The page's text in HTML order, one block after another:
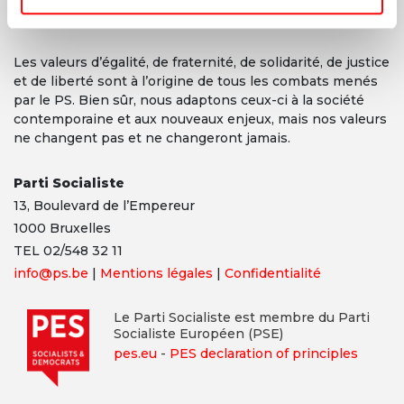
Les valeurs d’égalité, de fraternité, de solidarité, de justice
et de liberté sont à l’origine de tous les combats menés
par le PS. Bien sûr, nous adaptons ceux-ci à la société
contemporaine et aux nouveaux enjeux, mais nos valeurs
ne changent pas et ne changeront jamais.
Parti Socialiste
13, Boulevard de l’Empereur
1000 Bruxelles
TEL 02/548 32 11
info@ps.be | Mentions légales | Confidentialité
Le Parti Socialiste est membre du Parti
Socialiste Européen (PSE)
pes.eu - PES declaration of principles